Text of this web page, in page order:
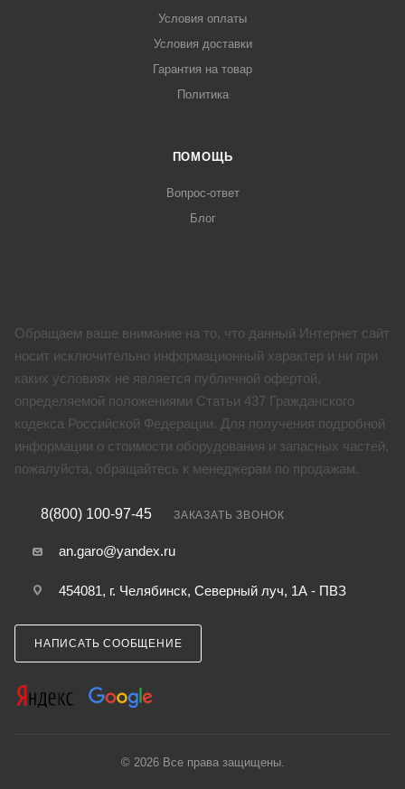
Условия оплаты
Условия доставки
Гарантия на товар
Политика
ПОМОЩЬ
Вопрос-ответ
Блог
Обращаем ваше внимание на то, что данный Интернет сайт
носит исключительно информационный характер и ни при
каких условиях не является публичной офертой,
определяемой положениями Статьи 437 Гражданского
кодекса Российской Федерации. Для получения подробной
информации о стоимости оборудования и запасных частей,
пожалуйста, обращайтесь к менеджерам по продажам.
8(800) 100-97-45 ЗАКАЗАТЬ ЗВОНОК
an.garo@yandex.ru
454081, г. Челябинск, Северный луч, 1А - ПВЗ
НАПИСАТЬ СООБЩЕНИЕ
© 2026 Все права защищены.